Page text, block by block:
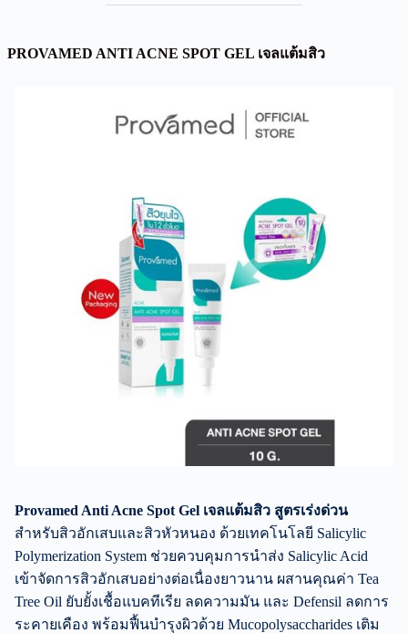
PROVAMED ANTI ACNE SPOT GEL เจลแต้มสิว
Provamed Anti Acne Spot Gel เจลแต้มสิว สูตรเร่งด่วน
สำหรับสิวอักเสบและสิวหัวหนอง ด้วยเทคโนโลยี Salicylic
Polymerization System ช่วยควบคุมการนำส่ง Salicylic Acid
เข้าจัดการสิวอักเสบอย่างต่อเนื่องยาวนาน ผสานคุณค่า Tea
Tree Oil ยับยั้งเชื้อแบคทีเรีย ลดความมัน และ Defensil ลดการ
ระคายเคือง พร้อมฟื้นบำรุงผิวด้วย Mucopolysaccharides เติม